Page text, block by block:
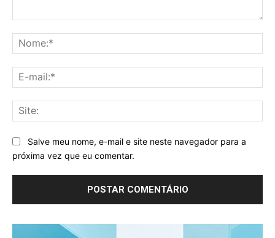
Salve meu nome, e-mail e site neste navegador para a
próxima vez que eu comentar.